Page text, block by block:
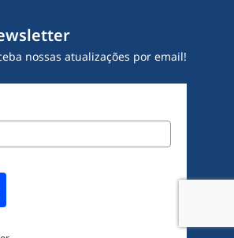
nossas atualizações por email!